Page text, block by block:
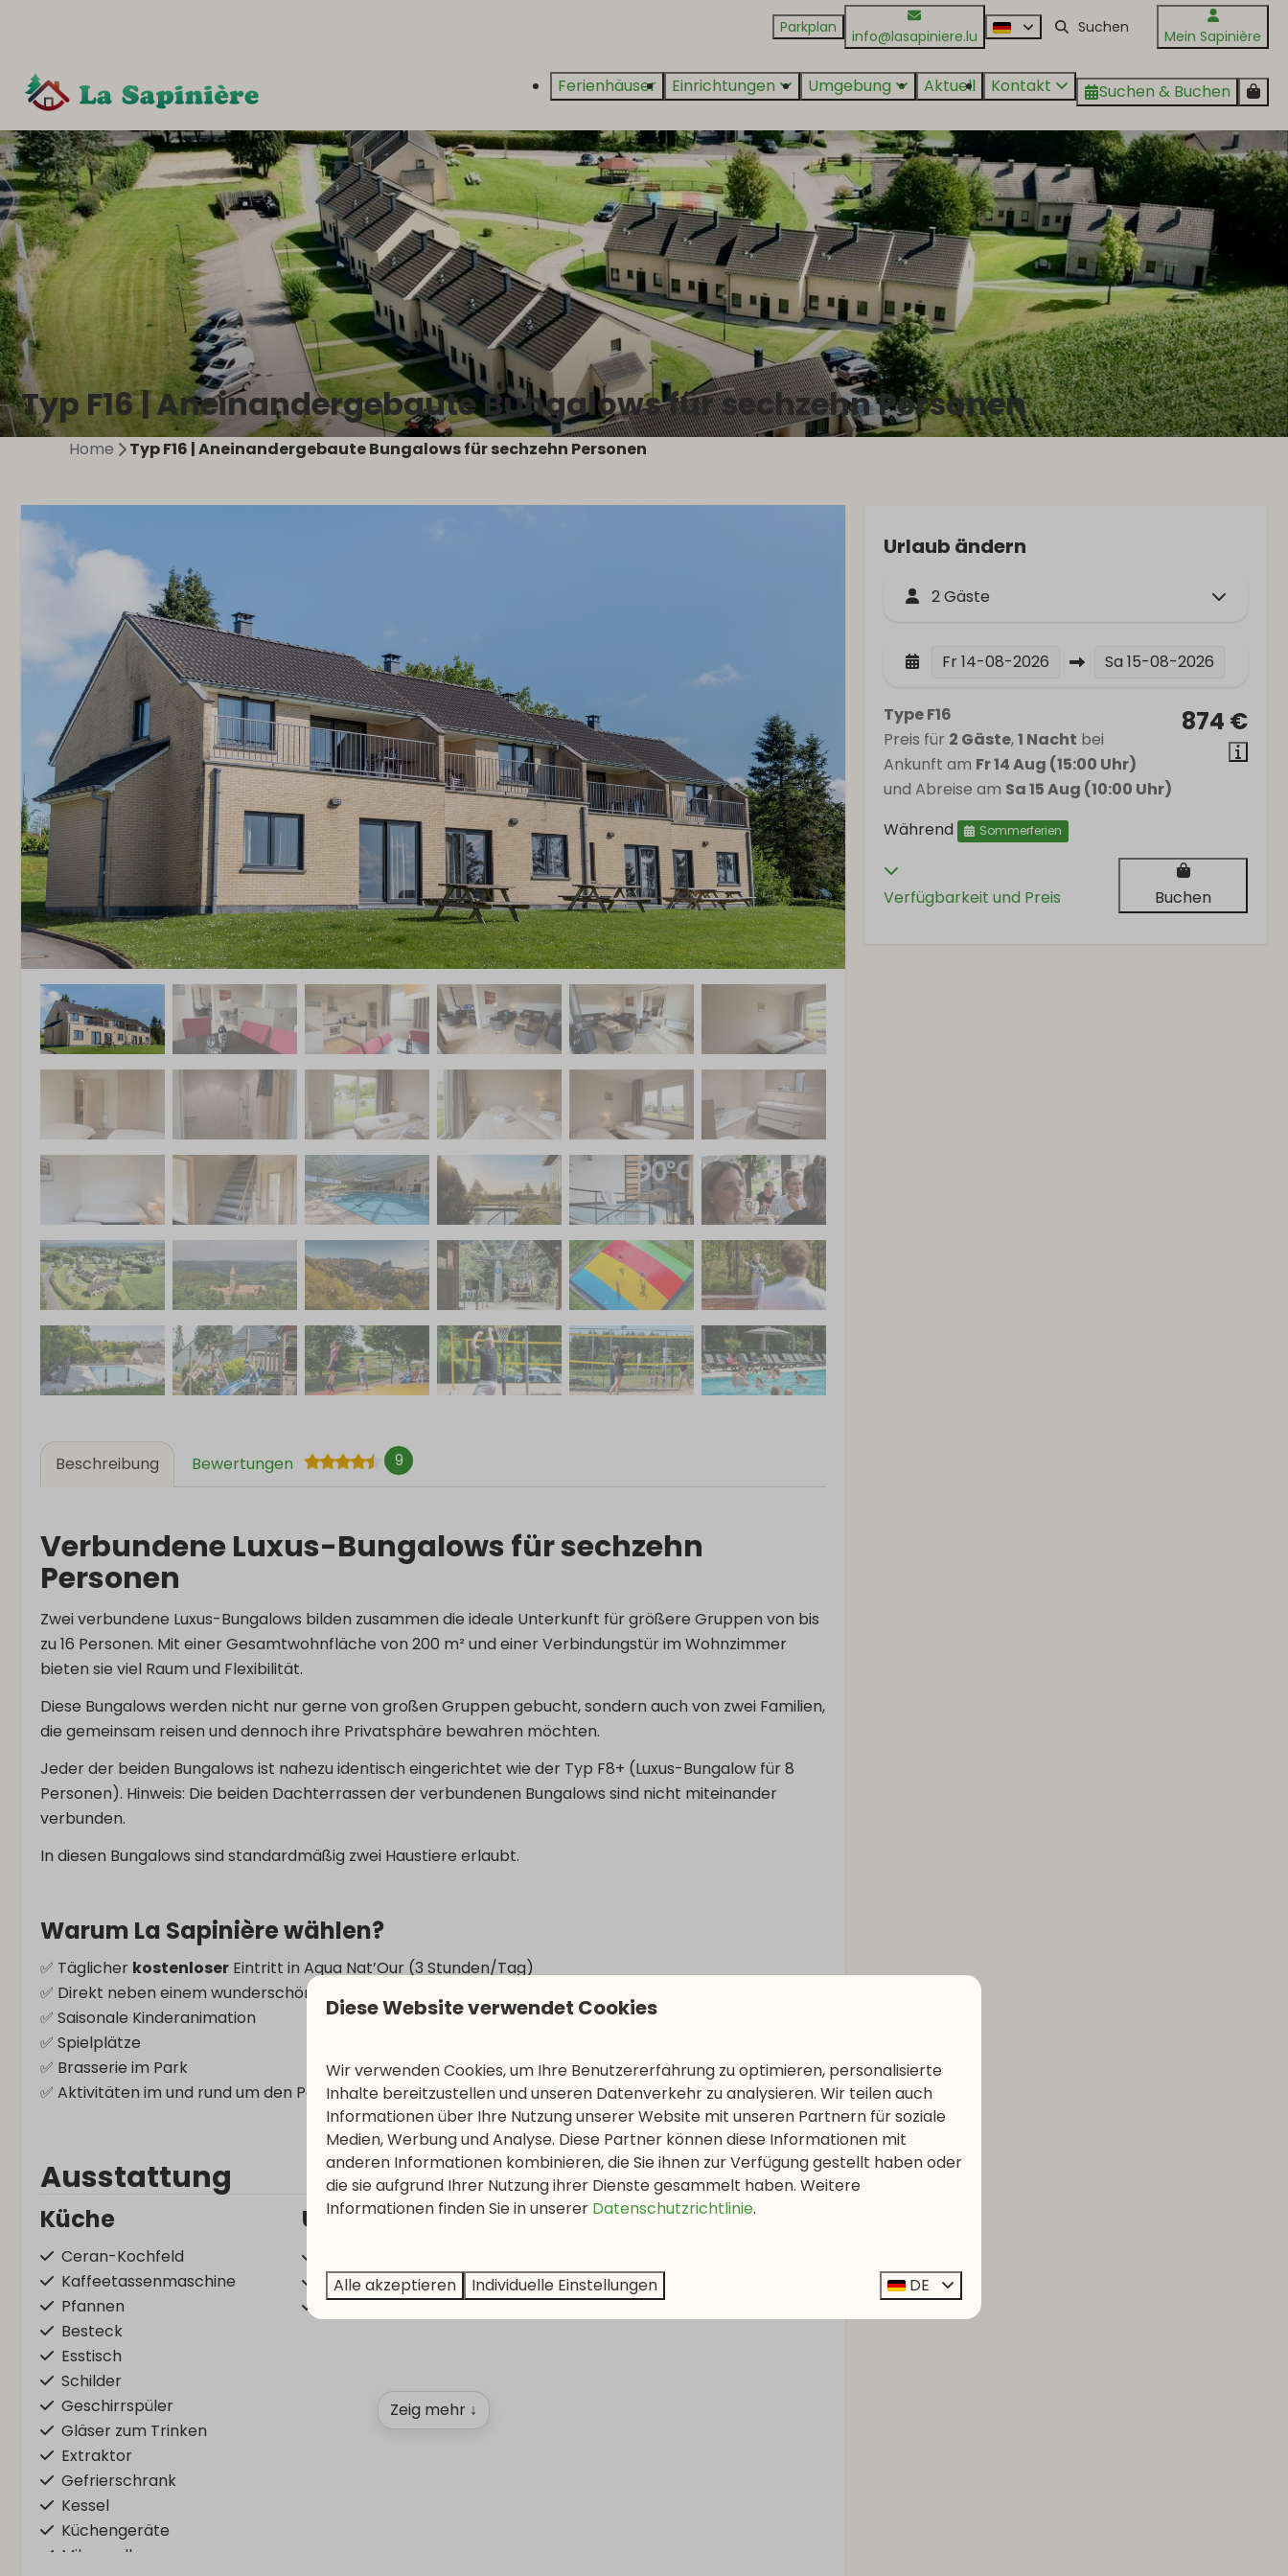
Parkplan info@lasapiniere.lu Mein Sapinière
Ferienhäuser Einrichtungen Umgebung Aktuell Kontakt Suchen & Buchen
Typ F16 | Aneinandergebaute Bungalows für sechzehn Personen
Home Typ F16 | Aneinandergebaute Bungalows für sechzehn Personen
Beschreibung Bewertungen 9
Verbundene Luxus-Bungalows für sechzehn
Personen
Zwei verbundene Luxus-Bungalows bilden zusammen die ideale Unterkunft für größere Gruppen von bis
zu 16 Personen. Mit einer Gesamtwohnfläche von 200 m² und einer Verbindungstür im Wohnzimmer
bieten sie viel Raum und Flexibilität.
Diese Bungalows werden nicht nur gerne von großen Gruppen gebucht, sondern auch von zwei Familien,
die gemeinsam reisen und dennoch ihre Privatsphäre bewahren möchten.
Jeder der beiden Bungalows ist nahezu identisch eingerichtet wie der Typ F8+ (Luxus-Bungalow für 8
Personen). Hinweis: Die beiden Dachterrassen der verbundenen Bungalows sind nicht miteinander
verbunden.
In diesen Bungalows sind standardmäßig zwei Haustiere erlaubt.
Warum La Sapinière wählen?
✅ Täglicher kostenloser Eintritt in Aqua Nat’Our (3 Stunden/Tag)
✅ Direkt neben einem wunderschönen Wald gelegen
✅ Saisonale Kinderanimation
✅ Spielplätze
✅ Brasserie im Park
✅ Aktivitäten im und rund um den Park
Ausstattung
Küche
Ceran-Kochfeld
Kaffeetassenmaschine
Pfannen
Besteck
Esstisch
Schilder
Geschirrspüler
Gläser zum Trinken
Extraktor
Gefrierschrank
Kessel
Küchengeräte
Mikrowelle
Unterhaltung
Tonanlage
Wi-Fi
Waschen und
Hoover
Zeig mehr ↓
Urlaub ändern
2 Gäste
Fr14-08-2026 Sa 15-08-2026
874 €
Type F16
Preis für 2 Gäste,1 Nacht bei
Ankunft am Fr 14 Aug (15:00 Uhr)
und Abreise am Sa 15 Aug (10:00 Uhr)
Während
Sommerferien
Verfügbarkeit und Preis Buchen
Diese Website verwendet Cookies
Wir verwenden Cookies, um Ihre Benutzererfahrung zu optimieren, personalisierte
Inhalte bereitzustellen und unseren Datenverkehr zu analysieren. Wir teilen auch
Informationen über Ihre Nutzung unserer Website mit unseren Partnern für soziale
Medien, Werbung und Analyse. Diese Partner können diese Informationen mit
anderen Informationen kombinieren, die Sie ihnen zur Verfügung gestellt haben oder
die sie aufgrund Ihrer Nutzung ihrer Dienste gesammelt haben. Weitere
Informationen finden Sie in unserer Datenschutzrichtlinie.
Alle akzeptieren Individuelle Einstellungen DE